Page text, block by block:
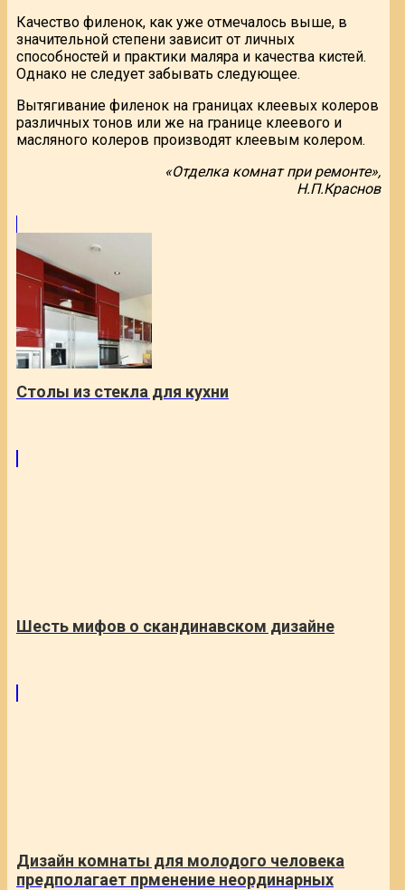
Качество филенок, как уже отмечалось выше, в
значительной степени зависит от личных
способностей и практики маляра и качества кистей.
Однако не следует забывать следующее.
Вытягивание филенок на границах клеевых колеров
различных тонов или же на границе клеевого и
масляного колеров производят клеевым колером.
«Отделка комнат при ремонте»,
Н.П.Краснов
Столы из стекла для кухни
Шесть мифов о скандинавском дизайне
Дизайн комнаты для молодого человека
предполагает прменение неординарных